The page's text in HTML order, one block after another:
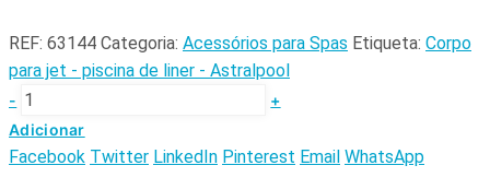
REF: 63144 Categoria: Acessórios para Spas Etiqueta: Corpo
para jet - piscina de liner - Astralpool
-
+
Adicionar
Facebook Twitter LinkedIn Pinterest Email WhatsApp